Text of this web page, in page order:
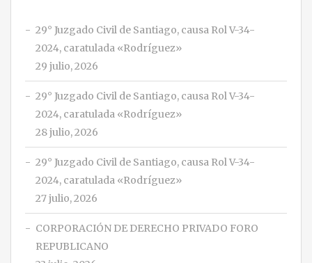
29° Juzgado Civil de Santiago, causa Rol V-34-
2024, caratulada «Rodríguez»
29 julio, 2026
29° Juzgado Civil de Santiago, causa Rol V-34-
2024, caratulada «Rodríguez»
28 julio, 2026
29° Juzgado Civil de Santiago, causa Rol V-34-
2024, caratulada «Rodríguez»
27 julio, 2026
CORPORACIÓN DE DERECHO PRIVADO FORO
REPUBLICANO